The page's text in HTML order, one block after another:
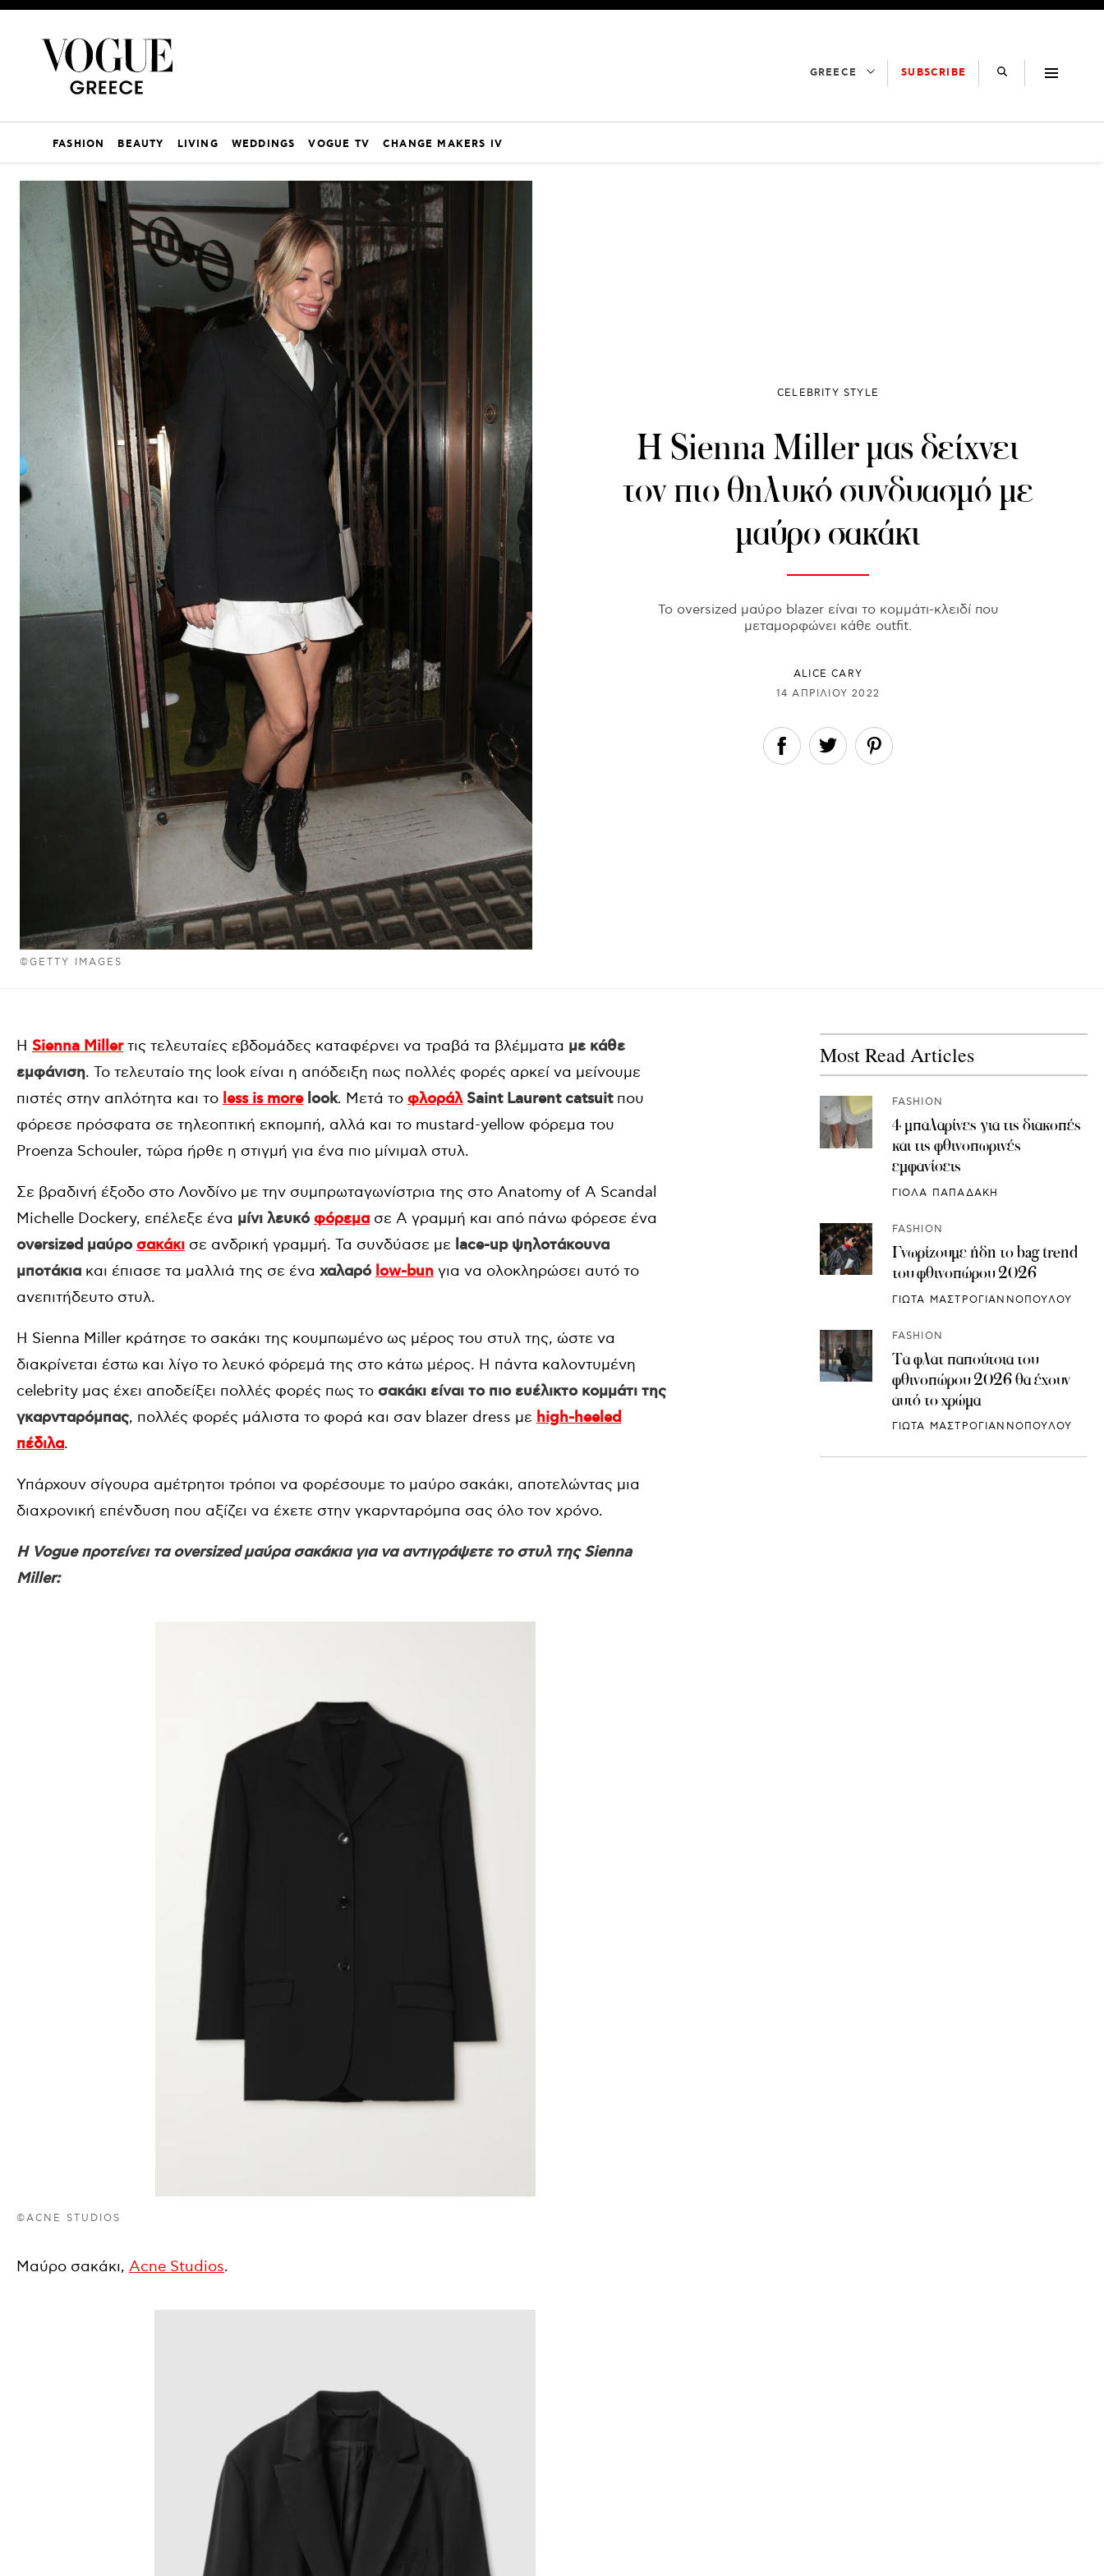
GREECE SUBSCRIBE
FASHION BEAUTY LIVING WEDDINGS VOGUE TV CHANGE MAKERS IV
©GETTY IMAGES
CELEBRITY STYLE
H Sienna Miller μας δείχνει
τον πιο θηλυκό συνδυασμό με
μαύρο σακάκι
To oversized μαύρο blazer είναι το κομμάτι-κλειδί που
μεταμορφώνει κάθε outfit.
ALICE CARY
14 ΑΠΡΙΛΊΟΥ 2022
H Sienna Millerτις τελευταίες εβδομάδες καταφέρνει να τραβά τα βλέμματα με κάθε
εμφάνιση. Το τελευταίο της look είναι η απόδειξη πως πολλές φορές αρκεί να μείνουμε
πιστές στην απλότητα και το less is morelook. Μετά το φλοράλ Saint Laurent catsuitπου
φόρεσε πρόσφατα σε τηλεοπτική εκπομπή, αλλά και το mustard-yellow φόρεμα του
Proenza Schouler, τώρα ήρθε η στιγμή για ένα πιο μίνιμαλ στυλ.
Σε βραδινή έξοδο στο Λονδίνο με την συμπρωταγωνίστρια της στο Anatomy of A Scandal
Michelle Dockery, επέλεξε ένα μίνι λευκόφόρεμα σε Α γραμμή και από πάνω φόρεσε ένα
oversized μαύροσακάκι σε ανδρική γραμμή. Τα συνδύασε με lace-up ψηλοτάκουνα
μποτάκια και έπιασε τα μαλλιά της σε ένα χαλαρό low-bun για να ολοκληρώσει αυτό το
ανεπιτήδευτο στυλ.
H Sienna Miller κράτησε το σακάκι της κουμπωμένο ως μέρος του στυλ της, ώστε να
διακρίνεται έστω και λίγο το λευκό φόρεμά της στο κάτω μέρος. Η πάντα καλοντυμένη
celebrity μας έχει αποδείξει πολλές φορές πως το σακάκι είναι το πιο ευέλικτο κομμάτι της
γκαρνταρόμπας, πολλές φορές μάλιστα το φορά και σαν blazer dress με high-heeled
πέδιλα.
Υπάρχουν σίγουρα αμέτρητοι τρόποι να φορέσουμε το μαύρο σακάκι, αποτελώντας μια
διαχρονική επένδυση που αξίζει να έχετε στην γκαρνταρόμπα σας όλο τον χρόνο.
H Vogue προτείνει τα oversized μαύρα σακάκια για να αντιγράψετε το στυλ της Sienna
Miller:
©ACNE STUDIOS
Μαύρο σακάκι, Acne Studios.
Most Read Articles
FASHION
4 μπαλαρίνες για τις διακοπές
και τις φθινοπωρινές
εμφανίσεις
ΓΙΟΛΑ ΠΑΠΑΔΑΚΗ
FASHION
Γνωρίζουμε ήδη το bag trend
του φθινοπώρου 2026
ΓΙΩΤΑ ΜΑΣΤΡΟΓΙΑΝΝΟΠΟΥΛΟΥ
FASHION
Τα φλατ παπούτσια του
φθινοπώρου 2026 θα έχουν
αυτό το χρώμα
ΓΙΩΤΑ ΜΑΣΤΡΟΓΙΑΝΝΟΠΟΥΛΟΥ